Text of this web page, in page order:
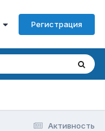
Регистрация
Активность